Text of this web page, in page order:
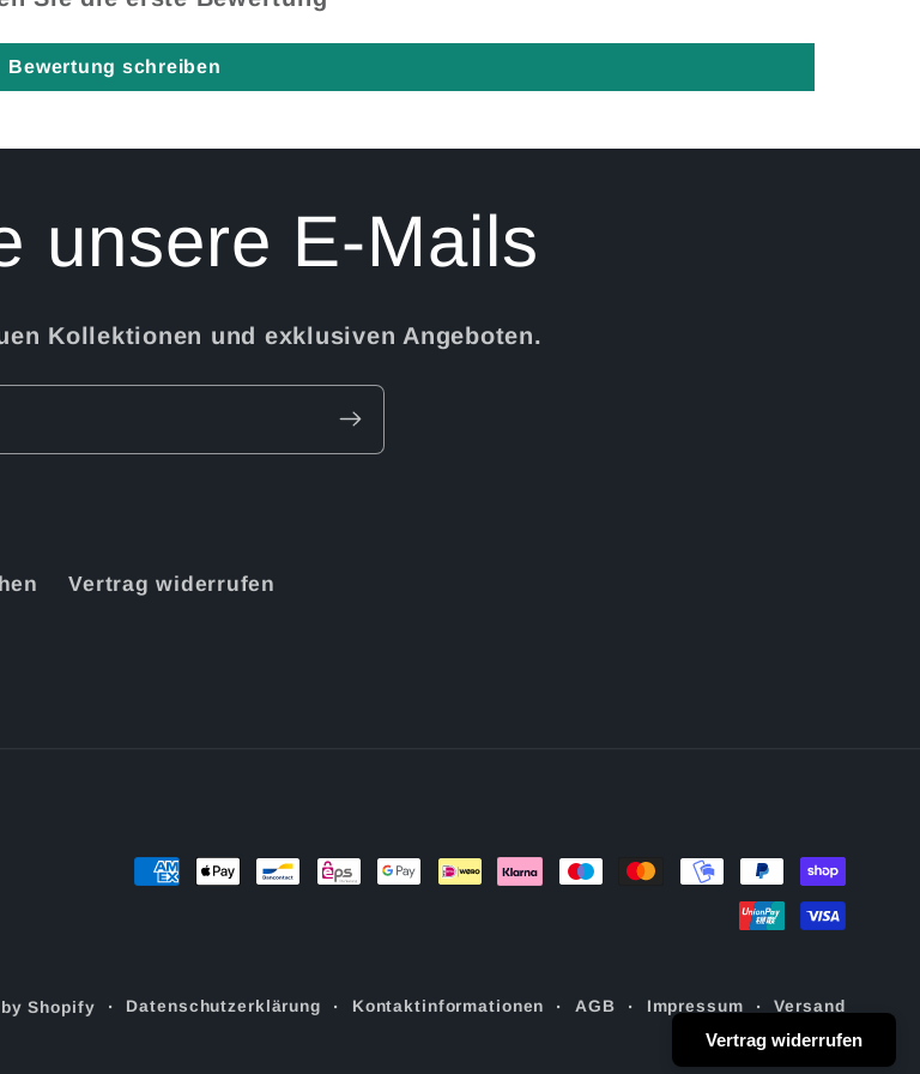
Bewertung schreiben
unsere E-Mails
Kollektionen und exklusiven Angeboten.
Vertrag widerrufen
Zahlungsmethoden
Shopify Datenschutzerklärung Kontaktinformationen AGB Impressum
Versand
Widerrufsrecht
Vertrag widerrufen